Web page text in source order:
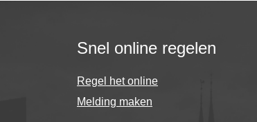
Snel online regelen
Regel het online
Melding maken